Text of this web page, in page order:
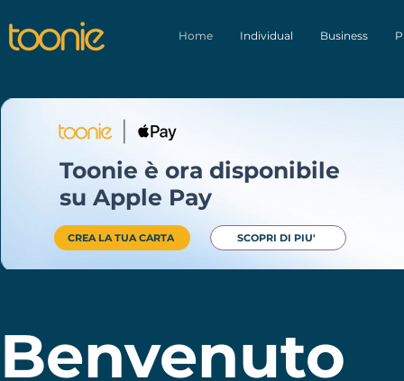
Home Individual Business
Benvenuto
Toonie è ora disponibile
su Apple Pay
CREA LA TUA CARTA SCOPRI DI PIU'